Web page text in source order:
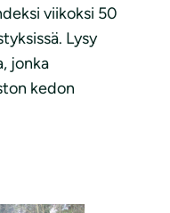
viikoksi 50
Lysy
jonka
kedon